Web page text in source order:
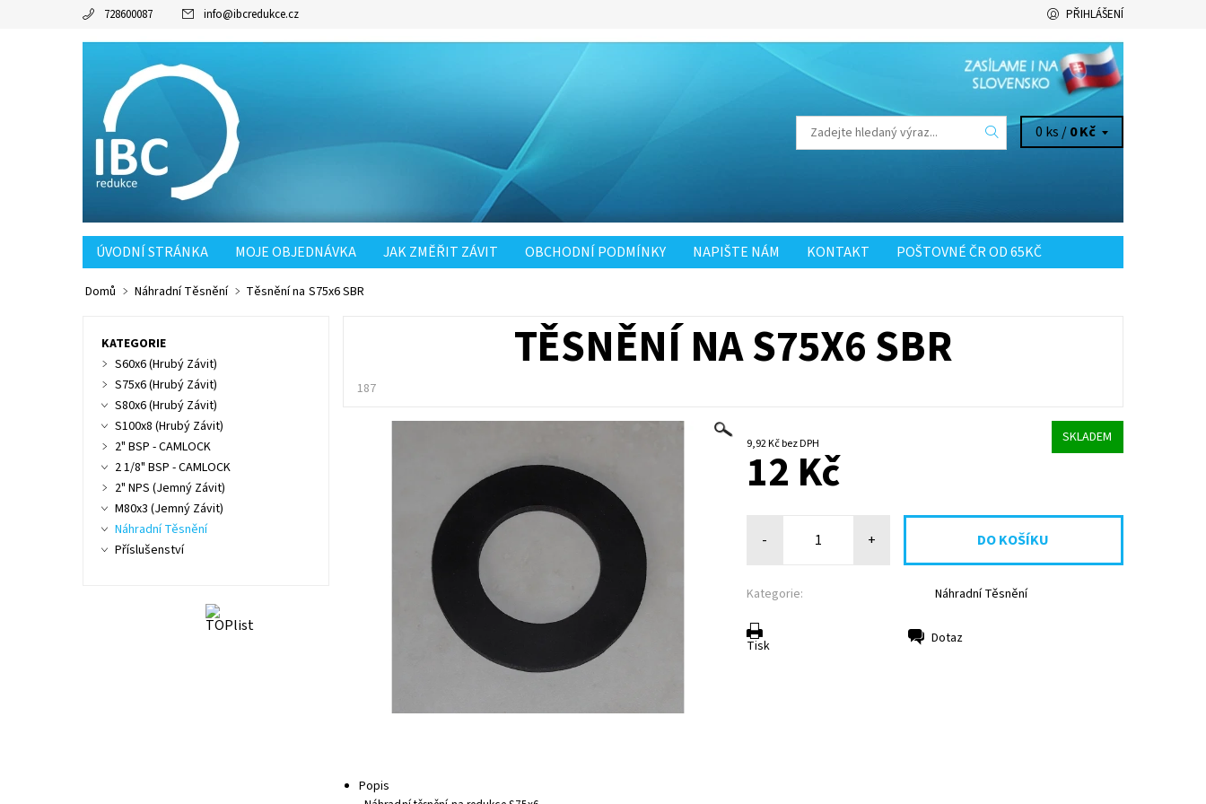
728600087 info@ibcredukce.cz PŘIHLÁŠENÍ
0 ks /0 Kč
ÚVODNÍ STRÁNKA MOJE OBJEDNÁVKA JAK ZMĚŘIT ZÁVIT OBCHODNÍ PODMÍNKY NAPIŠTE NÁM KONTAKT
POŠTOVNÉ ČR OD 65KČ
POŠTOVNÉ SK OD 90KČ
Domů Náhradní Těsnění Těsnění na S75x6 SBR
TĚSNĚNÍ NA S75X6 SBR
187
9,92 Kč bez DPH SKLADEM
12 Kč
- +
Kategorie: Náhradní Těsnění
Tisk Dotaz
Popis
KATEGORIE
S60x6 (Hrubý Závit)
S75x6 (Hrubý Závit)
S80x6 (Hrubý Závit)
S100x8 (Hrubý Závit)
2" BSP - CAMLOCK
2 1/8" BSP - CAMLOCK
2" NPS (Jemný Závit)
M80x3 (Jemný Závit)
Náhradní Těsnění
Příslušenství